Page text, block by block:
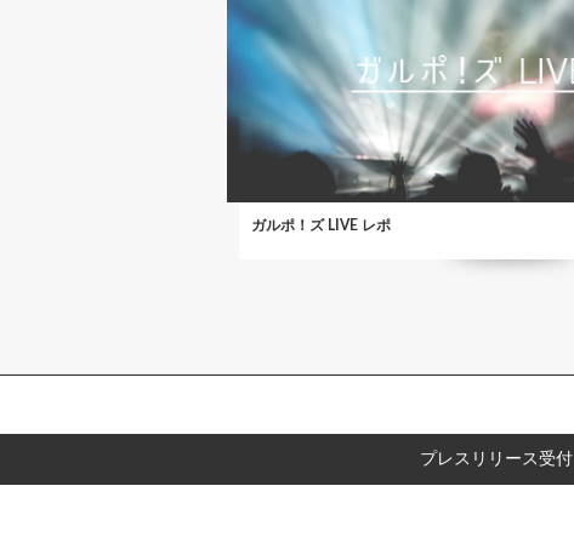
ガルポ！ズ LIVE レポ
プレスリリース受付